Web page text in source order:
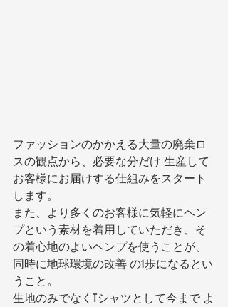
ファッションのかかえる大量の廃棄ロ
スの観点から、必要な分だけ 生産して
お客様にお届けする仕組みをスタート
します。
また、より多くのお客様に気軽にヘン
プという素材を着用していただき、そ
の着心地のよいヘンプを使うことが、
同時に地球環境の改善 の1歩になるとい
うこと。
生地のみでなくTシャツとして今まで よ